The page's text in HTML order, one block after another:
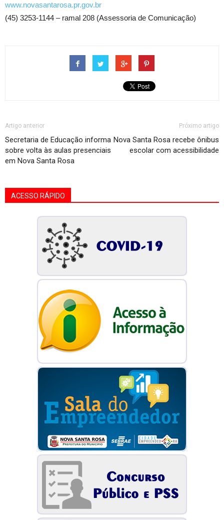
www.novasantarosa.pr.gov.br
(45) 3253-1144 – ramal 208 (Assessoria de Comunicação)
Artigo anterior
Secretaria de Educação informa
sobre volta às aulas presenciais
em Nova Santa Rosa
Próximo artigo
Nova Santa Rosa recebe ônibus
escolar com acessibilidade
ACESSO RÁPIDO